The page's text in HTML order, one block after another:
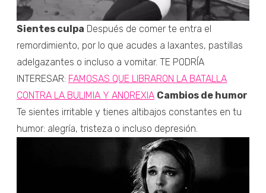
Sientes culpa Después de comer te entra el
remordimiento, por lo que acudes a laxantes, pastillas
adelgazantes o incluso a vomitar. TE PODRÍA
INTERESAR: FAMOSAS QUE LIBRARON LA BATALLA
CONTRA LA BULIMIA Y ANOREXIA Cambios de humor
Te sientes irritable y tienes altibajos constantes en tu
humor: alegría, tristeza o incluso depresión.